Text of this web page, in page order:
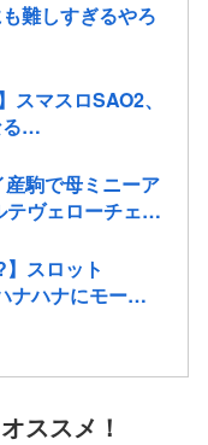
難しすぎるやろ
スマスロSAO2、
る…
産駒で母ミニーア
ヴェローチェの
】スロット
ナハナにモーニ
ｗｗｗ
ススメ！